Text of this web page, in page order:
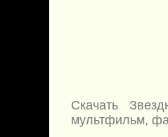
Скачать
мультфильм,